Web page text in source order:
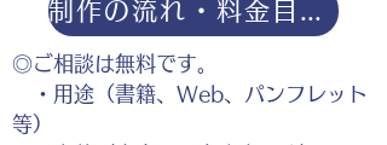
◎ご相談は無料です。
・用途（書籍、Web、パンフレット
等）